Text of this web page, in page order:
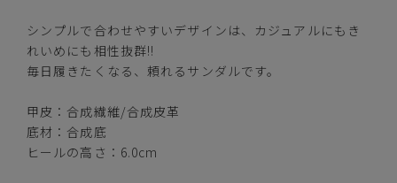
LL(24.5-25.0cm)
残りわずか カートに入れる
シンプルで合わせやすいデザインは、カジュアルにもき
れいめにも相性抜群!!
毎日履きたくなる、頼れるサンダルです。
甲皮：合成繊維/合成皮革
底材：合成底
ヒールの高さ：6.0cm